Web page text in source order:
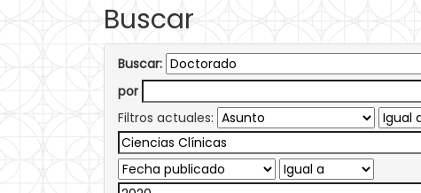
Buscar
Buscar:
por
Filtros actuales: